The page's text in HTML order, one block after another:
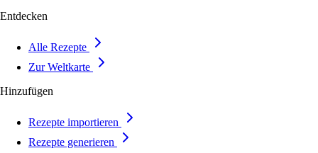
Entdecken
Alle Rezepte
Zur Weltkarte
Hinzufügen
Rezepte importieren
Rezepte generieren